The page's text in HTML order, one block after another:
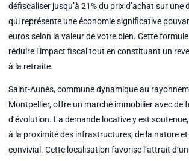
défiscaliser jusqu’à 21% du prix d’achat sur une
qui représente une économie significative
euros selon la valeur de votre bien. Cette
réduire l’impact fiscal tout en constituant un
à la retraite.
Saint-Aunès, commune dynamique au
Montpellier, offre un marché immobilier avec de
d’évolution. La demande locative y est
à la proximité des infrastructures, de la nature et
convivial. Cette localisation favorise l’attrait